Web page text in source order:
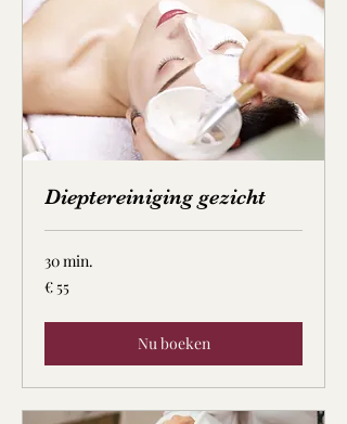
Dieptereiniging gezicht
30 min.
55
euro
€ 55
Nu boeken